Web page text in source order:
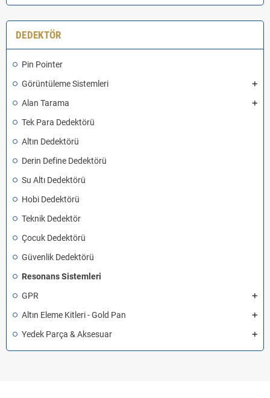
DEDEKTÖR
Pin Pointer
Görüntüleme Sistemleri
Alan Tarama
Tek Para Dedektörü
Altın Dedektörü
Derin Define Dedektörü
Su Altı Dedektörü
Hobi Dedektörü
Teknik Dedektör
Çocuk Dedektörü
Güvenlik Dedektörü
Resonans Sistemleri
GPR
Altın Eleme Kitleri - Gold Pan
Yedek Parça & Aksesuar